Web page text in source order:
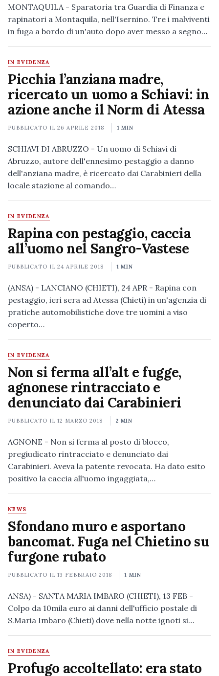
MONTAQUILA - Sparatoria tra Guardia di Finanza e
rapinatori a Montaquila, nell'Isernino. Tre i malviventi
in fuga a bordo di un'auto dopo aver messo a segno…
IN EVIDENZA
Picchia l’anziana madre,
ricercato un uomo a Schiavi: in
azione anche il Norm di Atessa
PUBBLICATO IL26 APRILE 2018 1 MIN
SCHIAVI DI ABRUZZO - Un uomo di Schiavi di
Abruzzo, autore dell'ennesimo pestaggio a danno
dell'anziana madre, è ricercato dai Carabinieri della
locale stazione al comando…
IN EVIDENZA
Rapina con pestaggio, caccia
all’uomo nel Sangro-Vastese
PUBBLICATO IL24 APRILE 2018 1 MIN
(ANSA) - LANCIANO (CHIETI), 24 APR - Rapina con
pestaggio, ieri sera ad Atessa (Chieti) in un'agenzia di
pratiche automobilistiche dove tre uomini a viso
coperto…
IN EVIDENZA
Non si ferma all’alt e fugge,
agnonese rintracciato e
denunciato dai Carabinieri
PUBBLICATO IL12 MARZO 2018 2 MIN
AGNONE - Non si ferma al posto di blocco,
pregiudicato rintracciato e denunciato dai
Carabinieri. Aveva la patente revocata. Ha dato esito
positivo la caccia all'uomo ingaggiata,…
NEWS
Sfondano muro e asportano
bancomat. Fuga nel Chietino su
furgone rubato
PUBBLICATO IL13 FEBBRAIO 2018 1 MIN
ANSA) - SANTA MARIA IMBARO (CHIETI), 13 FEB -
Colpo da 10mila euro ai danni dell'ufficio postale di
S.Maria Imbaro (Chieti) dove nella notte ignoti si…
IN EVIDENZA
Profugo accoltellato: era stato